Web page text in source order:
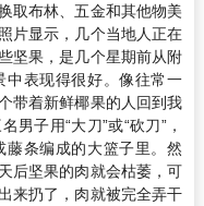
取布林、五金和其他物美
片显示，几个当地人正在
坚果，是几个星期前从附
中表现得很好。像往常一
带着新鲜椰果的人回到我
男子用“大刀”或“砍刀”，
条编成的大篮子里。然
后坚果的肉就会枯萎，可
来扔了，肉就被完全弄干